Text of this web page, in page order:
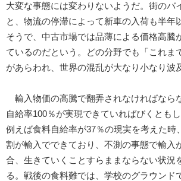
大変な事態には変わりないようだ。街のバ
と、物流の停滞によって新車の入荷も半年
そうで、中古市場では品薄による価格高騰
ているのだという。どの分野でも「これま
があらわれ、世界の混乱が大なり小なり波
輸入物価の高騰で翻弄されなければなら
自給率100％が実現できていればびくとも
例えば食料自給率が37％の現実を考えた時
割が輸入でできており、不測の事態で輸入
合、生きていくことすらままならない状況
る。戦後の食料難では、学校のグラウンド